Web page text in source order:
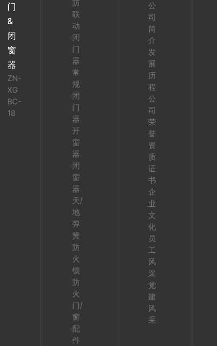
门
&
闭
窗
器
ZN-
XG
BC-
18
防
联
动
闭
门
器
常
规
闭
门
器
开
窗
器
闭
窗
器
天/
地
弹
簧
防
火
锁
防
火
门/
窗
配
件
公
司
简
介
发
展
历
程
公
司
荣
誉
资
质
证
书
企
业
文
化
员
工
风
采
党
建
风
采